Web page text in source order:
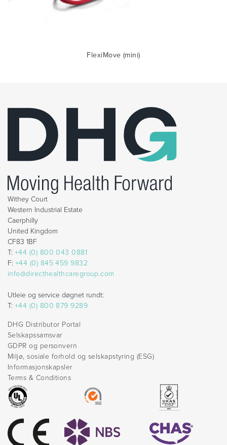
FlexiMove (mini)
Withey Court
Western Industrial Estate
Caerphilly
United Kingdom
CF83 1BF
T: +44 (0) 800 043 0881
F: +44 (0) 845 459 9832
info@directhealthcaregroup.com
Utleie og service døgnet rundt:
T: +44 (0) 800 879 9289
DHG Distributor Portal
Selskapssamsvar
GDPR og personvern
Miljø, sosiale forhold og selskapstyring (ESG)
Informasjonskapsler
Terms & Conditions